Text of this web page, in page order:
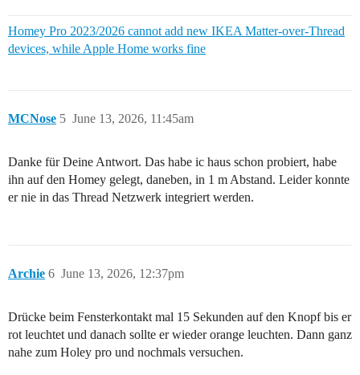
Homey Pro 2023/2026 cannot add new IKEA Matter-over-Thread
devices, while Apple Home works fine
MCNose June 13, 2026, 11:45am
5
Danke für Deine Antwort. Das habe ic haus schon probiert, habe
ihn auf den Homey gelegt, daneben, in 1 m Abstand. Leider konnte
er nie in das Thread Netzwerk integriert werden.
Archie June 13, 2026, 12:37pm
6
Drücke beim Fensterkontakt mal 15 Sekunden auf den Knopf bis er
rot leuchtet und danach sollte er wieder orange leuchten. Dann ganz
nahe zum Holey pro und nochmals versuchen.